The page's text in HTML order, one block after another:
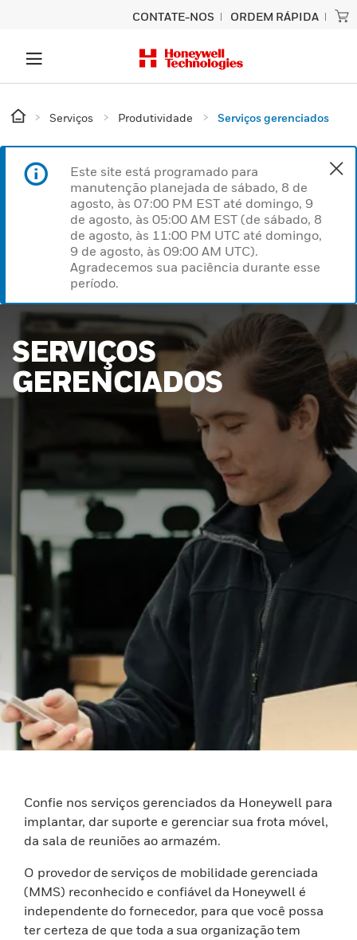
CONTATE-NOS ORDEM RÁPIDA
Serviços Produtividade Serviços gerenciados
Este site está programado para
manutenção planejada de sábado, 8 de
agosto, às 07:00 PM EST até domingo, 9
de agosto, às 05:00 AM EST (de sábado, 8
de agosto, às 11:00 PM UTC até domingo,
9 de agosto, às 09:00 AM UTC).
Agradecemos sua paciência durante esse
período.
SERVIÇOS
GERENCIADOS
Confie nos serviços gerenciados da Honeywell para
implantar, dar suporte e gerenciar sua frota móvel,
da sala de reuniões ao armazém.
O provedor de serviços de mobilidade gerenciada
(MMS) reconhecido e confiável da Honeywell é
independente do fornecedor, para que você possa
ter certeza de que toda a sua organização tem